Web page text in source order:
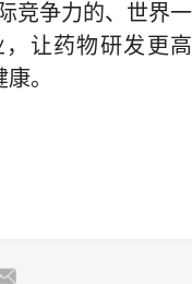
竞争力的、世界一
让药物研发更高
。